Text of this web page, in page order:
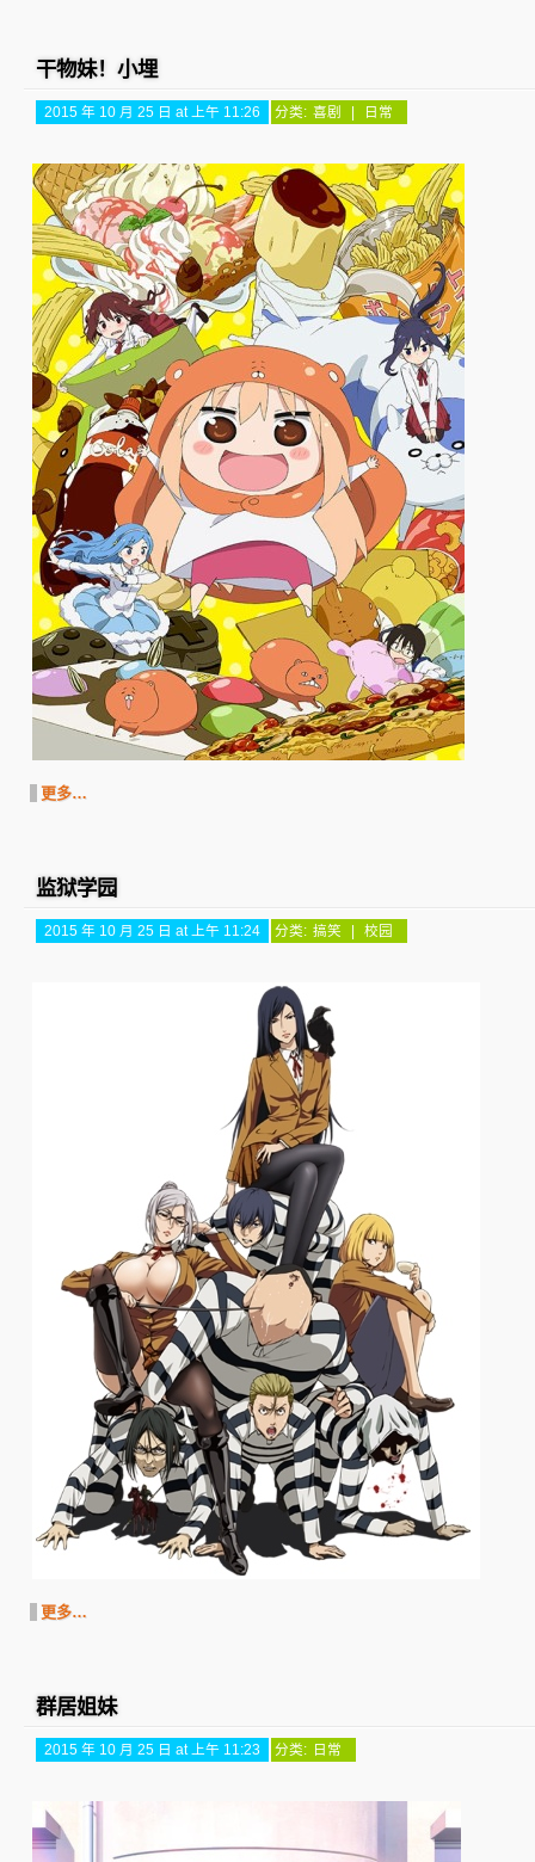
干物妹！小埋
2015 年 10 月 25 日 at 上午 11:26 分类: 喜剧 | 日常
更多…
监狱学园
2015 年 10 月 25 日 at 上午 11:24 分类: 搞笑 | 校园
更多…
群居姐妹
2015 年 10 月 25 日 at 上午 11:23 分类: 日常